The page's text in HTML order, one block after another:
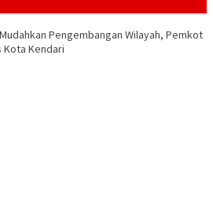
Mudahkan Pengembangan Wilayah, Pemkot
Kota Kendari